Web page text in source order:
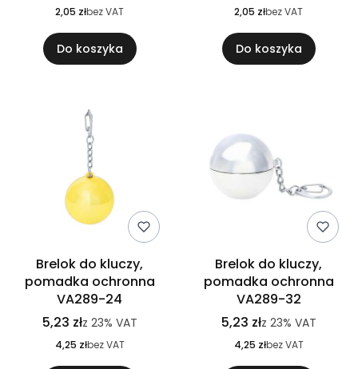
2,05 złbez VAT
Do koszyka
2,05 złbez VAT
Do koszyka
Brelok do kluczy,
pomadka ochronna
VA289-24
5,23 złz 23% VAT
4,25 złbez VAT
Brelok do kluczy,
pomadka ochronna
VA289-32
5,23 złz 23% VAT
4,25 złbez VAT